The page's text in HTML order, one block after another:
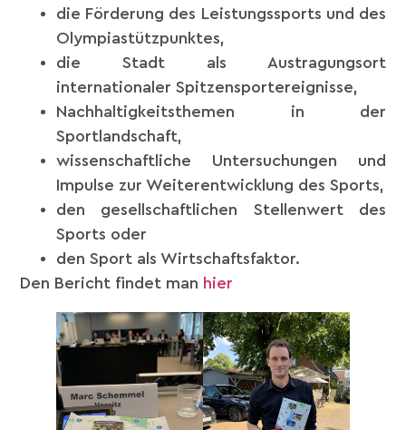
die Förderung des Leistungssports und des
Olympiastützpunktes,
die Stadt als Austragungsort
internationaler Spitzensportereignisse,
Nachhaltigkeitsthemen in der
Sportlandschaft,
wissenschaftliche Untersuchungen und
Impulse zur Weiterentwicklung des Sports,
den gesellschaftlichen Stellenwert des
Sports oder
den Sport als Wirtschaftsfaktor.
Den Bericht findet man hier